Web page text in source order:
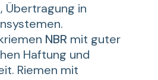
Übertragung in
NBR mit guter
Haftung und
Riemen mit